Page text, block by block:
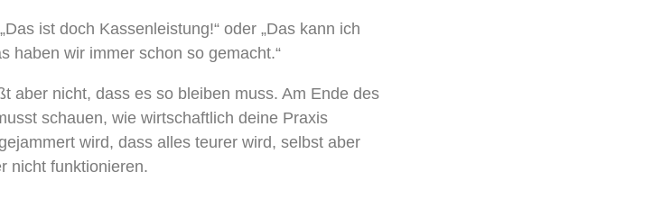
ist doch Kassenleistung!“ oder „Das kann ich
haben wir immer schon so gemacht.“
aber nicht, dass es so bleiben muss. Am Ende des
schauen, wie wirtschaftlich deine Praxis
wird, dass alles teurer wird, selbst aber
nicht funktionieren.